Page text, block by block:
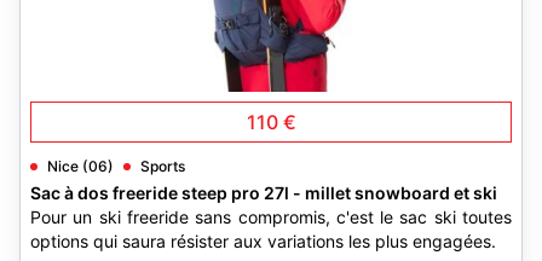
110 €
Nice (06) Sports
Sac à dos freeride steep pro 27l - millet snowboard et ski
Pour un ski freeride sans compromis, c'est le sac ski toutes
options qui saura résister aux variations les plus engagées.